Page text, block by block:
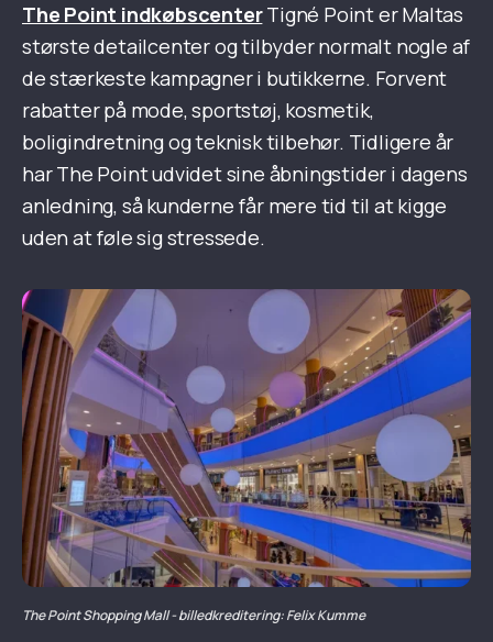
The Point indkøbscenterTigné Point er Maltas
største detailcenter og tilbyder normalt nogle af
de stærkeste kampagner i butikkerne. Forvent
rabatter på mode, sportstøj, kosmetik,
boligindretning og teknisk tilbehør. Tidligere år
har The Point udvidet sine åbningstider i dagens
anledning, så kunderne får mere tid til at kigge
uden at føle sig stressede.
The Point Shopping Mall - billedkreditering: Felix Kumme